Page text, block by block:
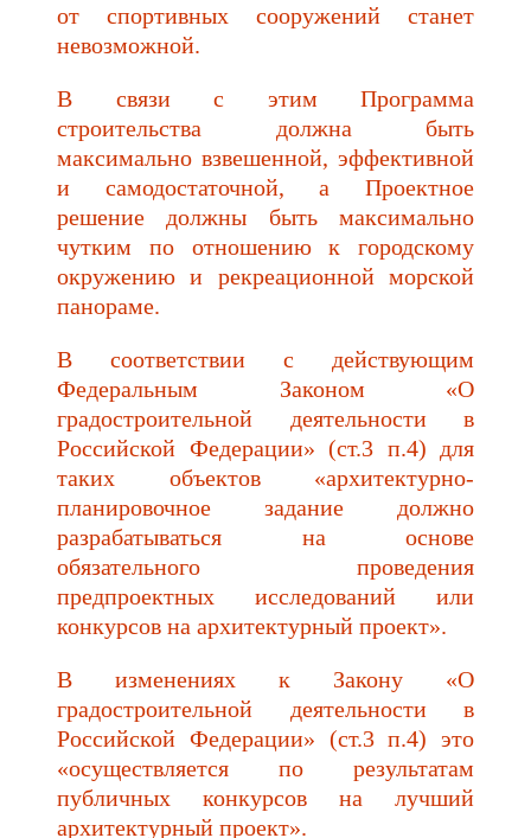
от спортивных сооружений станет
невозможной.
В связи с этим Программа
строительства должна быть
максимально взвешенной, эффективной
и самодостаточной, а Проектное
решение должны быть максимально
чутким по отношению к городскому
окружению и рекреационной морской
панораме.
В соответствии с действующим
Федеральным Законом «О
градостроительной деятельности в
Российской Федерации» (ст.3 п.4) для
таких объектов «архитектурно-
планировочное задание должно
разрабатываться на основе
обязательного проведения
предпроектных исследований или
конкурсов на архитектурный проект».
В изменениях к Закону «О
градостроительной деятельности в
Российской Федерации» (ст.3 п.4) это
«осуществляется по результатам
публичных конкурсов на лучший
архитектурный проект».